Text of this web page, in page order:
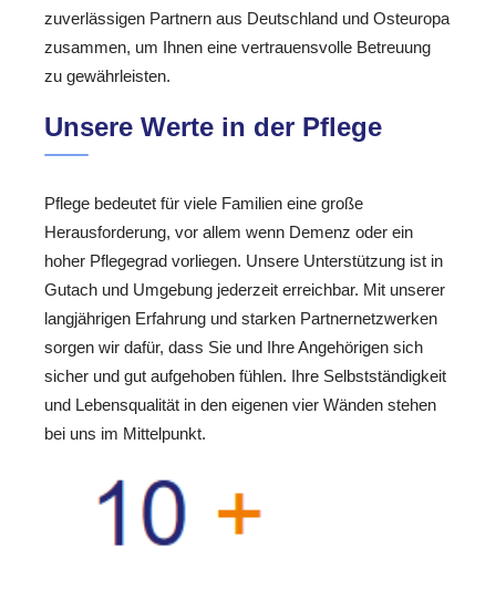
zuverlässigen Partnern aus Deutschland und Osteuropa
zusammen, um Ihnen eine vertrauensvolle Betreuung
zu gewährleisten.
Unsere Werte in der Pflege
Pflege bedeutet für viele Familien eine große
Herausforderung, vor allem wenn Demenz oder ein
hoher Pflegegrad vorliegen. Unsere Unterstützung ist in
Gutach und Umgebung jederzeit erreichbar. Mit unserer
langjährigen Erfahrung und starken Partnernetzwerken
sorgen wir dafür, dass Sie und Ihre Angehörigen sich
sicher und gut aufgehoben fühlen. Ihre Selbstständigkeit
und Lebensqualität in den eigenen vier Wänden stehen
bei uns im Mittelpunkt.